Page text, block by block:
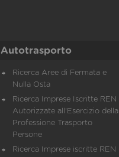
Autotrasporto
Ricerca Aree di Fermata e
Nulla Osta
Ricerca Imprese Iscritte REN
Autorizzate all'Esercizio della
Professione Trasporto
Persone
Ricerca Imprese iscritte REN